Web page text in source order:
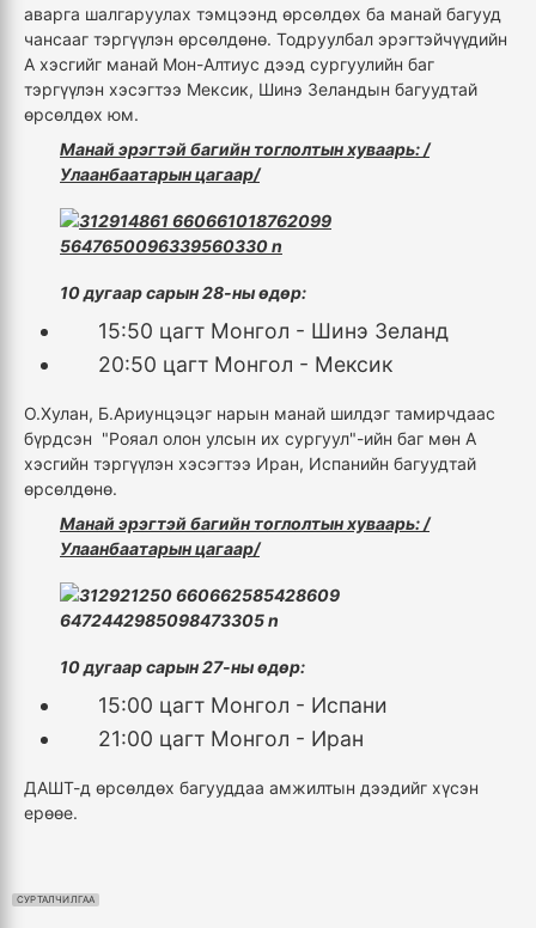
аварга шалгаруулах тэмцээнд өрсөлдөх ба манай багууд
чансааг тэргүүлэн өрсөлдөнө. Тодруулбал эрэгтэйчүүдийн
А хэсгийг манай Мон-Алтиус дээд сургуулийн баг
тэргүүлэн хэсэгтээ Мексик, Шинэ Зеландын багуудтай
өрсөлдөх юм.
Манай эрэгтэй багийн тоглолтын хуваарь: /
Улаанбаатарын цагаар/
10 дугаар сарын 28-ны өдөр:
15:50 цагт Монгол - Шинэ Зеланд
20:50 цагт Монгол - Мексик
О.Хулан, Б.Ариунцэцэг нарын манай шилдэг тамирчдаас
бүрдсэн "Рояал олон улсын их сургуул"-ийн баг мөн А
хэсгийн тэргүүлэн хэсэгтээ Иран, Испанийн багуудтай
өрсөлдөнө.
Манай эрэгтэй багийн тоглолтын хуваарь: /
Улаанбаатарын цагаар/
10 дугаар сарын 27-ны өдөр:
15:00 цагт Монгол - Испани
21:00 цагт Монгол - Иран
ДАШТ-д өрсөлдөх багууддаа амжилтын дээдийг хүсэн
ерөөе.
СУРТАЛЧИЛГАА